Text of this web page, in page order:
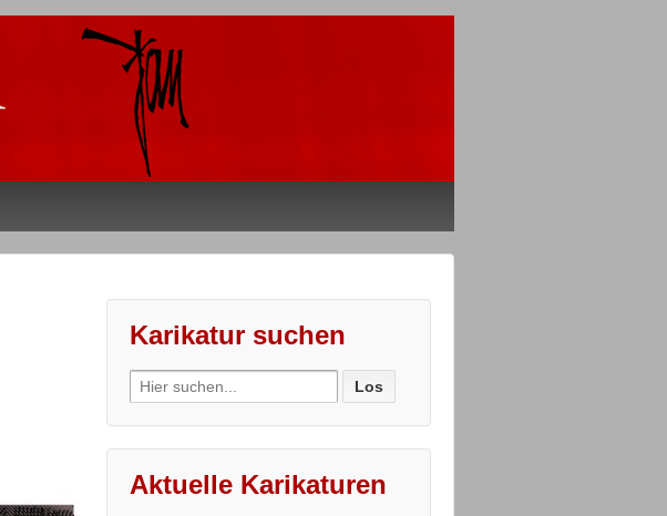
Karikatur suchen
Search
for:
Aktuelle Karikaturen